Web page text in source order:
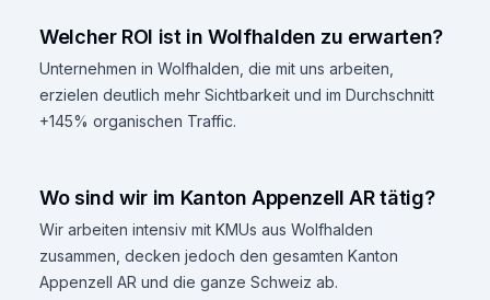
Welcher ROI ist in Wolfhalden zu erwarten?
Unternehmen in Wolfhalden, die mit uns arbeiten,
erzielen deutlich mehr Sichtbarkeit und im Durchschnitt
+145% organischen Traffic.
Wo sind wir im Kanton Appenzell AR tätig?
Wir arbeiten intensiv mit KMUs aus Wolfhalden
zusammen, decken jedoch den gesamten Kanton
Appenzell AR und die ganze Schweiz ab.